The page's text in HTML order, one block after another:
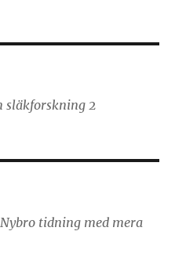
släkforskning 2
tidning med mera